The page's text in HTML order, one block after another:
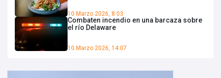
10 Marzo 2026, 8:03
Combaten incendio en una barcaza sobre
el río Delaware
10 Marzo 2026, 14:07